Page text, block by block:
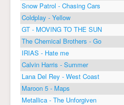
Snow Patrol - Chasing Cars
Coldplay - Yellow
GT - MOVING TO THE SUN
The Chemical Brothers - Go
IRIAS - Hate me
Calvin Harris - Summer
Lana Del Rey - West Coast
Maroon 5 - Maps
Metallica - The Unforgiven